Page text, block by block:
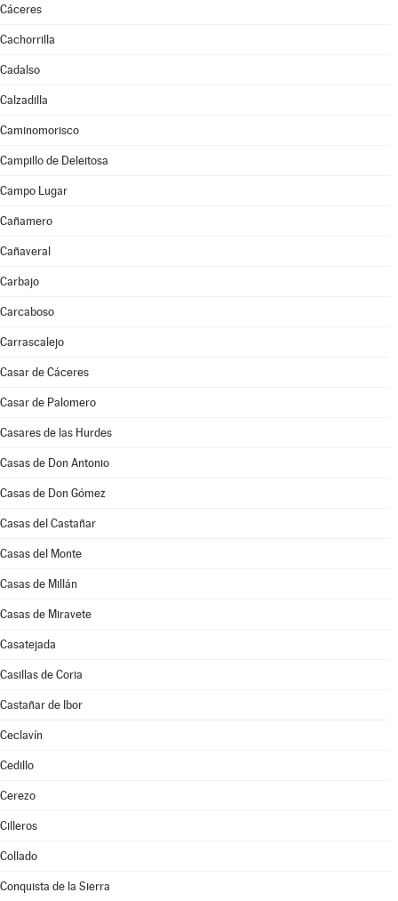
Cáceres
Cachorrilla
Cadalso
Calzadilla
Caminomorisco
Campillo de Deleitosa
Campo Lugar
Cañamero
Cañaveral
Carbajo
Carcaboso
Carrascalejo
Casar de Cáceres
Casar de Palomero
Casares de las Hurdes
Casas de Don Antonio
Casas de Don Gómez
Casas del Castañar
Casas del Monte
Casas de Millán
Casas de Miravete
Casatejada
Casillas de Coria
Castañar de Ibor
Ceclavín
Cedillo
Cerezo
Cilleros
Collado
Conquista de la Sierra